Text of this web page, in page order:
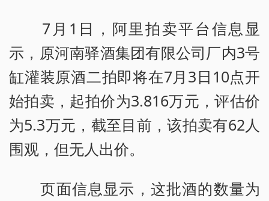
7月1日，阿里拍卖平台信息显
示，原河南驿酒集团有限公司厂内3号
缸灌装原酒二拍即将在7月3日10点开
始拍卖，起拍价为3.816万元，评估价
为5.3万元，截至目前，该拍卖有62人
围观，但无人出价。
页面信息显示，这批酒的数量为